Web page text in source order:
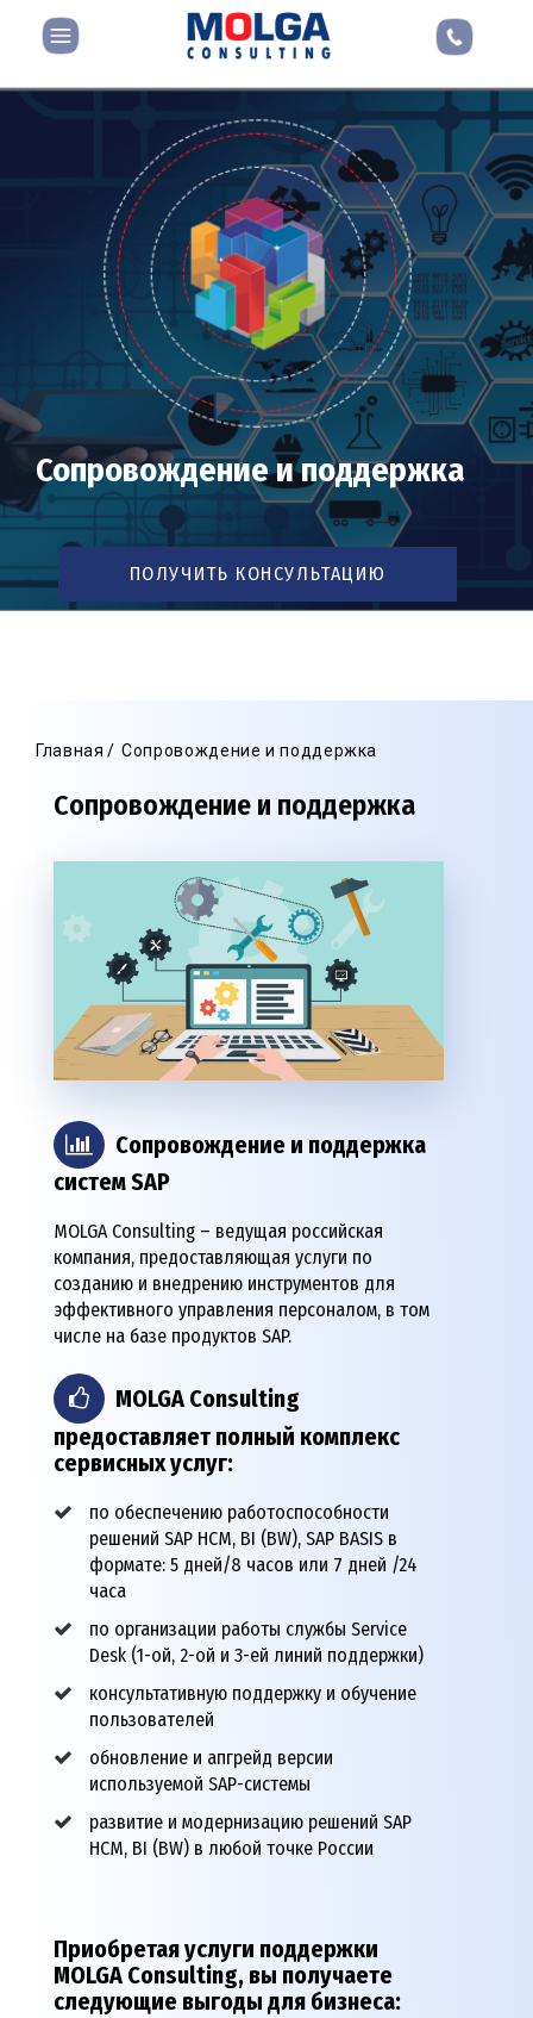
Сопровождение и поддержка
ПОЛУЧИТЬ КОНСУЛЬТАЦИЮ
Главная Сопровождение и поддержка
Сопровождение и поддержка
Сопровождение и поддержка
системSAP
MOLGA Consulting – ведущая российская
компания, предоставляющая услуги по
созданию и внедрению инструментов для
эффективного управления персоналом, в том
числе на базе продуктов SAP.
MOLGA Consulting
предоставляет полный комплекс
сервисных услуг:
по обеспечению работоспособности
решений SAP HCM, BI (BW), SAP BASIS в
формате: 5 дней/8 часов или 7 дней /24
часа
по организации работы службы Service
Desk (1-ой, 2-ой и 3-ей линий поддержки)
консультативную поддержку и обучение
пользователей
обновление и апгрейд версии
используемой SAP-системы
развитие и модернизацию решений SAP
HCM, BI (BW) в любой точке России
Приобретая услуги поддержки
MOLGA Consulting, вы получаете
следующие выгоды для бизнеса: